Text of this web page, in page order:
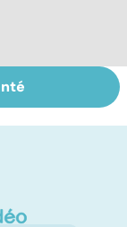
tout
la